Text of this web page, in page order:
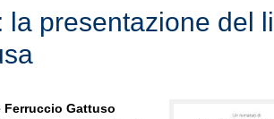
la presentazione del
Gattuso